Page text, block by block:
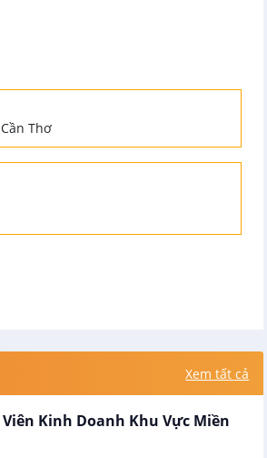
Thơ
Xem tất cả
Kinh Doanh Khu Vực Miền